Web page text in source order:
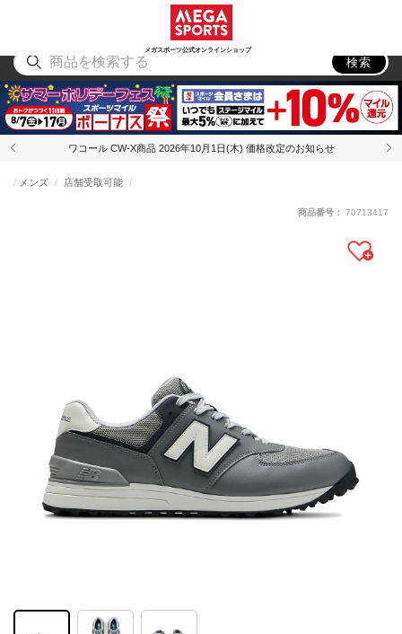
メガスポーツ公式オンラインショップ
アウトドア
検索
ワコール CW-X商品 2026年10月1日(木) 価格改定のお知らせ
メンズ 店舗受取可能
商品番号： 70713417